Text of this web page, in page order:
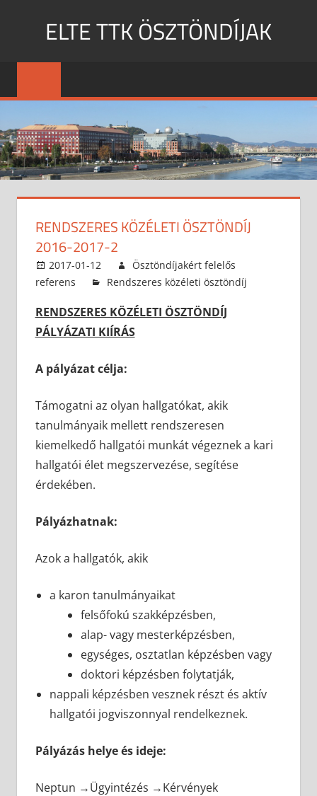
ELTE TTK ÖSZTÖNDÍJAK
RENDSZERES KÖZÉLETI ÖSZTÖNDÍJ
2016-2017-2
2017-01-12
Ösztöndíjakért felelős
referens
Rendszeres közéleti ösztöndíj
RENDSZERES KÖZÉLETI ÖSZTÖNDÍJ
PÁLYÁZATI KIÍRÁS
A pályázat célja:
Támogatni az olyan hallgatókat, akik
tanulmányaik mellett rendszeresen
kiemelkedő hallgatói munkát végeznek a kari
hallgatói élet megszervezése, segítése
érdekében.
Pályázhatnak:
Azok a hallgatók, akik
a karon tanulmányaikat
felsőfokú szakképzésben,
alap- vagy mesterképzésben,
egységes, osztatlan képzésben vagy
doktori képzésben folytatják,
nappali képzésben vesznek részt és aktív
hallgatói jogviszonnyal rendelkeznek.
Pályázás helye és ideje:
Neptun →Ügyintézés →Kérvények